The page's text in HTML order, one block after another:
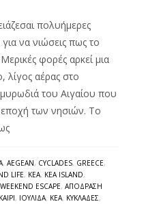
πολυήμερες
να νιώσεις πως το
φορές αρκεί μια
λίγος αέρας στο
του Αιγαίου που
των νησιών. Το
, AEGEAN, CYCLADES, GREECE,
LIFE, KEA, KEA ISLAND,
WEEKEND ESCAPE, ΑΠΌΔΡΑΣΗ
, ΙΟΥΛΊΔΑ, ΚΈΑ, ΚΥΚΛΆΔΕΣ,